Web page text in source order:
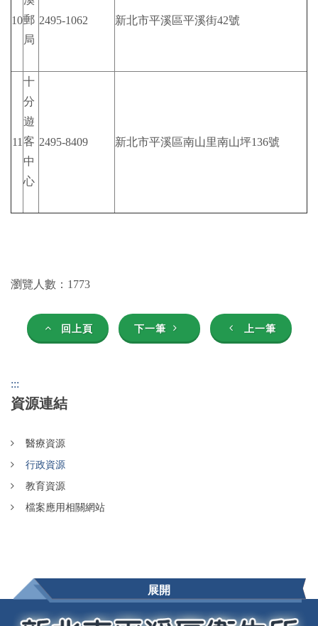
:::
資源連結
醫療資源
行政資源
教育資源
檔案應用相關網站
10郵
局
2495-1062 新北市平溪區平溪街42號
11
十
分
遊
客
中
心
2495-8409 新北市平溪區南山里南山坪136號
瀏覽人數：1773
回上頁 下一筆 上一筆
展開